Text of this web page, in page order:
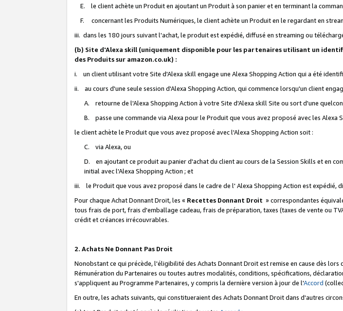
E. le client achète un Produit en ajoutant un Produit à son panier et en terminant la
F. concernant les Produits Numériques, le client achète un Produit en le regardant en
iii. dans les 180 jours suivant l'achat, le produit est expédié, diffusé en streaming ou
(b) Site d'Alexa skill (uniquement disponible pour les partenaires utilisant un
des Produits sur amazon.co.uk) :
i. un client utilisant votre Site d'Alexa skill engage une Alexa Shopping Action qui a été
ii. au cours d'une seule session d'Alexa Shopping Action, qui commence lorsqu'un client
A. retourne de l'Alexa Shopping Action à votre Site d'Alexa skill Site ou sort d'une
B. passe une commande via Alexa pour le Produit que vous avez proposé avec les Alexa
le client achète le Produit que vous avez proposé avec l'Alexa Shopping Action soit :
C. via Alexa, ou
D. en ajoutant ce produit au panier d'achat du client au cours de la Session Skills et en
initial avec l'Alexa Shopping Action ; et
iii. le Produit que vous avez proposé dans le cadre de l' Alexa Shopping Action est expédié,
Pour chaque Achat Donnant Droit, les « Recettes Donnant Droit » correspondantes
tous frais de port, frais d'emballage cadeau, frais de préparation, taxes (taxes de vente ou
crédit et créances irrécouvrables.
2. Achats Ne Donnant Pas Droit
Nonobstant ce qui précède, l'éligibilité des Achats Donnant Droit est remise en cause dès
Rémunération du Partenaires ou toutes autres modalités, conditions, spécifications,
s'appliquent au Programme Partenaires, y compris la dernière version à jour de l'Accord
En outre, les achats suivants, qui constitueraient des Achats Donnant Droit dans d'autres